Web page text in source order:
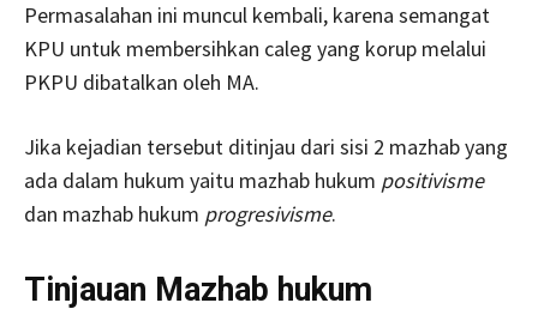
Permasalahan ini muncul kembali, karena semangat
KPU untuk membersihkan caleg yang korup melalui
PKPU dibatalkan oleh MA.
Jika kejadian tersebut ditinjau dari sisi 2 mazhab yang
ada dalam hukum yaitu mazhab hukum positivisme
dan mazhab hukum progresivisme.
Tinjauan Mazhab hukum